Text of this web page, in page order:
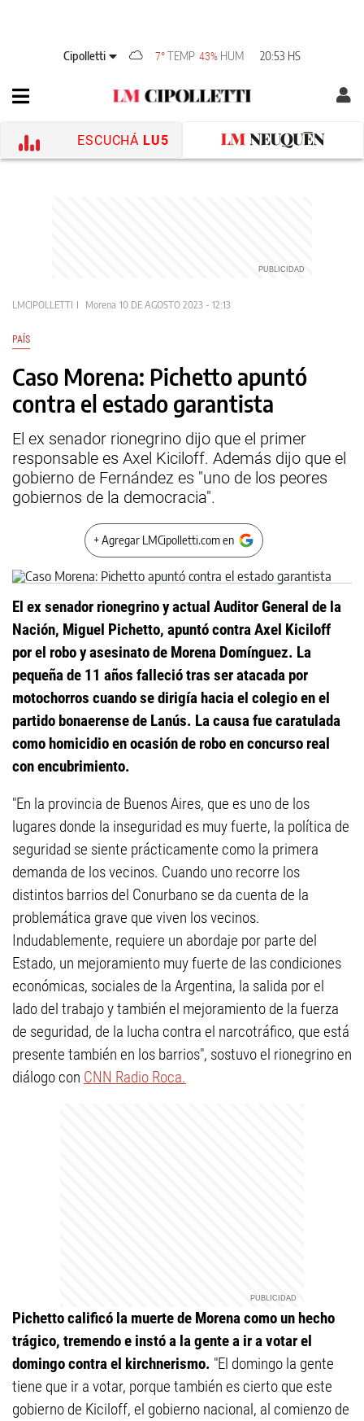
Cipolletti 7° TEMP 43% HUM 20:53 HS
ESCUCHÁ LU5
LMCIPOLLETTI Morena 10 DE AGOSTO 2023 - 12:13
PAÍS
Caso Morena: Pichetto apuntó
contra el estado garantista
El ex senador rionegrino dijo que el primer
responsable es Axel Kiciloff. Además dijo que el
gobierno de Fernández es "uno de los peores
gobiernos de la democracia".
+ Agregar LMCipolletti.com en
El ex senador rionegrino y actual Auditor General de la
Nación, Miguel Pichetto, apuntó contra Axel Kiciloff
por el robo y asesinato de Morena Domínguez. La
pequeña de 11 años falleció tras ser atacada por
motochorros cuando se dirigía hacia el colegio en el
partido bonaerense de Lanús. La causa fue caratulada
como homicidio en ocasión de robo en concurso real
con encubrimiento.
"En la provincia de Buenos Aires, que es uno de los
lugares donde la inseguridad es muy fuerte, la política de
seguridad se siente prácticamente como la primera
demanda de los vecinos. Cuando uno recorre los
distintos barrios del Conurbano se da cuenta de la
problemática grave que viven los vecinos.
Indudablemente, requiere un abordaje por parte del
Estado, un mejoramiento muy fuerte de las condiciones
económicas, sociales de la Argentina, la salida por el
lado del trabajo y también el mejoramiento de la fuerza
de seguridad, de la lucha contra el narcotráfico, que está
presente también en los barrios", sostuvo el rionegrino en
diálogo con CNN Radio Roca.
Pichetto calificó la muerte de Morena como un hecho
trágico, tremendo e instó a la gente a ir a votar el
domingo contra el kirchnerismo. "El domingo la gente
tiene que ir a votar, porque también es cierto que este
gobierno de Kiciloff, el gobierno nacional, al comienzo de